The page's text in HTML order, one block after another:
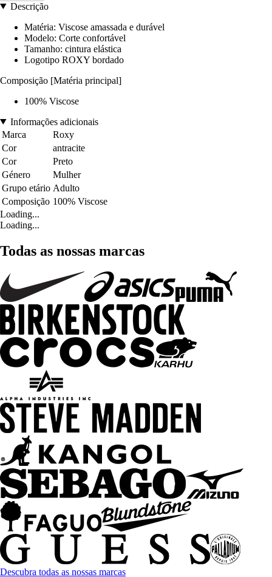
Descrição
Matéria: Viscose amassada e durável
Modelo: Corte confortável
Tamanho: cintura elástica
Logotipo ROXY bordado
Composição [Matéria principal]
100% Viscose
Informações adicionais
Marca
Roxy
Cor
antracite
Cor
Preto
Género
Mulher
Grupo etário Adulto
Composição 100% Viscose
Loading...
Loading...
Todas as nossas marcas
Descubra todas as nossas marcas